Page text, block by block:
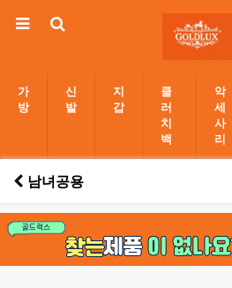
가
방
신
발
지
갑
클
러
치
백
악
세
사
리
남녀공용